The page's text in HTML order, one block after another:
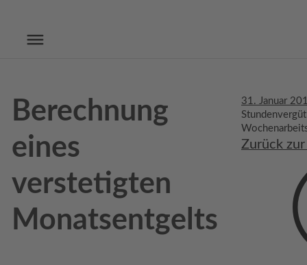
Berechnung
eines
verstetigten
Monatsentgelts
31. Januar
Zurück